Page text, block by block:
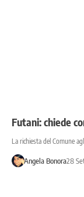
Futani: chiede
La richiesta del Comune
Angela Bonora28